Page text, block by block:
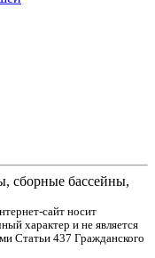
сборные бассейны,
сайт носит
характер и не является
Статьи 437 Гражданского